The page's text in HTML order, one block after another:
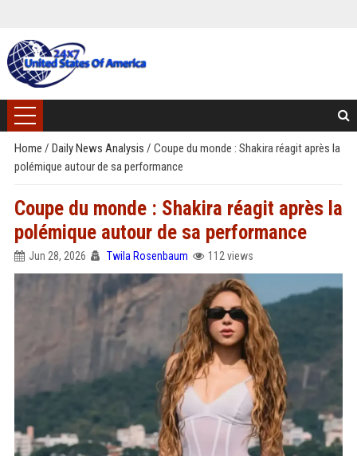
Home / Daily News Analysis / Coupe du monde : Shakira réagit après la
polémique autour de sa performance
Coupe du monde : Shakira réagit après la
polémique autour de sa performance
Jun 28, 2026 Twila Rosenbaum 112 views